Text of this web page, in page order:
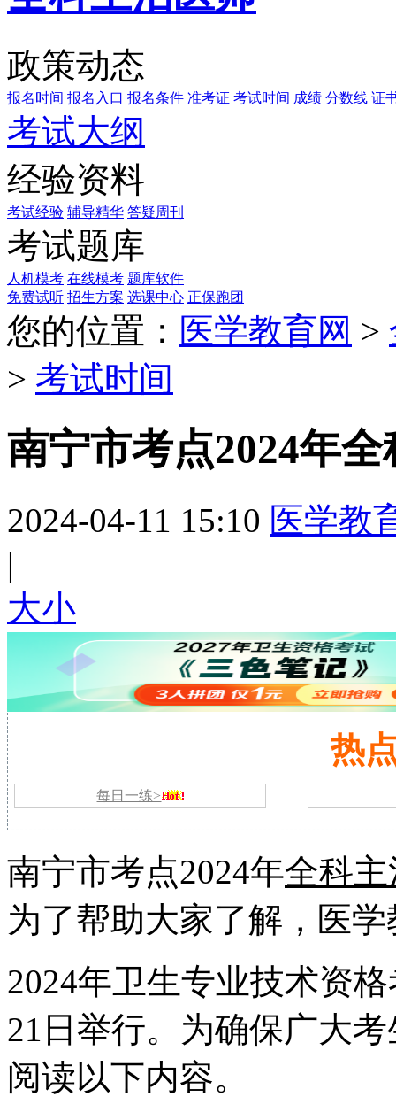
政策动态
报名时间 报名入口 报名条件 准考证 考试时间 成绩 分数线 证
考试大纲
经验资料
考试经验 辅导精华 答疑周刊
考试题库
人机模考 在线模考 题库软件
免费试听 招生方案 选课中心 正保跑团
您的位置： 医学教育网 >
> 考试时间
南宁市考点2024年
2024-04-11 15:10 医学教
|
大小
热
每日一练>
南宁市考点2024年全科
为了帮助大家了解，医
2024年卫生专业技术资
21日举行。为确保广大
阅读以下内容。